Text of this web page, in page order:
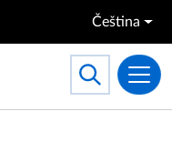
Čeština
Toggle